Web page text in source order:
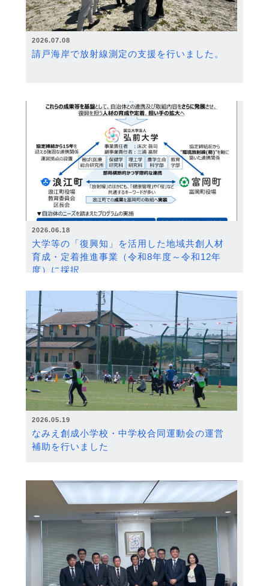
2026.07.08
請戸海岸で放射線測定の支援を行いました。
2026.06.18
大学等の「復興知」を活用した地域共創人材
育成・定着推進事業（令和8年度～令和12年
度）に採択
2026.05.19
なみえ創成小学校・中学校合同運動会の運営
補助を行いました